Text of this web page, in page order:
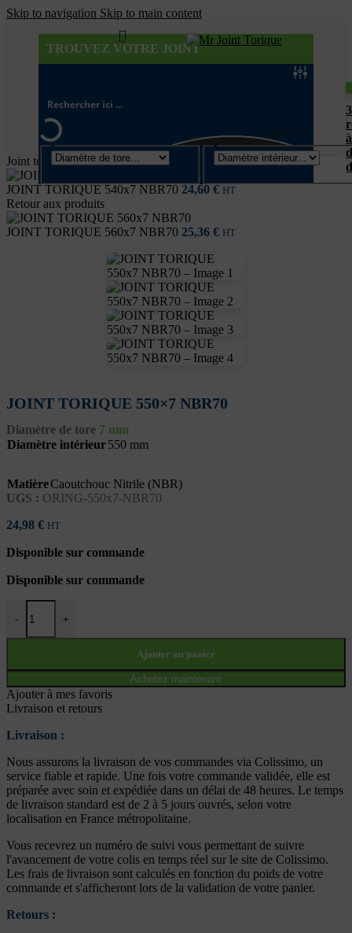
Skip to navigation Skip to main content
TROUVEZ VOTRE JOINT
Joint torique/ Diamètre de tore 7mm
JOINT TORIQUE 540x7 NBR70 24,60 € HT
Retour aux produits
JOINT TORIQUE 560x7 NBR70 25,36 € HT
JOINT TORIQUE 550×7 NBR70
Diamètre de tore 7 mm
Diamètre intérieur550 mm
MatièreCaoutchouc Nitrile (NBR)
UGS : ORING-550x7-NBR70
24,98 € HT
Disponible sur commande
Disponible sur commande
-
quantité de JOINT TORIQUE 550x7 NBR70
+
Ajouter au panier
Achetez maintenant
Ajouter à mes favoris
Livraison et retours
Livraison :
Nous assurons la livraison de vos commandes via Colissimo, un
service fiable et rapide. Une fois votre commande validée, elle est
préparée avec soin et expédiée dans un délai de 48 heures. Le temps
de livraison standard est de 2 à 5 jours ouvrés, selon votre
localisation en France métropolitaine.
Vous recevrez un numéro de suivi vous permettant de suivre
l'avancement de votre colis en temps réel sur le site de Colissimo.
Les frais de livraison sont calculés en fonction du poids de votre
commande et s'afficheront lors de la validation de votre panier.
Retours :